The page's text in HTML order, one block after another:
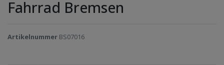
Fahrrad Bremsen
Artikelnummer BS07016